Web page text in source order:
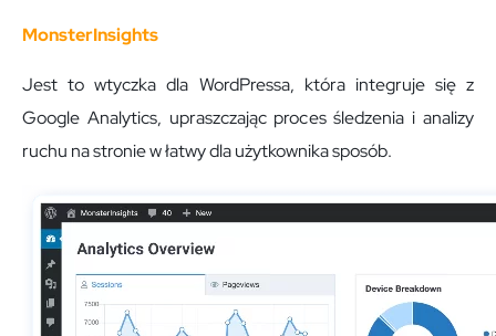
MonsterInsights
Jest to wtyczka dla WordPressa, która integruje się z
Google Analytics, upraszczając proces śledzenia i analizy
ruchu na stronie w łatwy dla użytkownika sposób.